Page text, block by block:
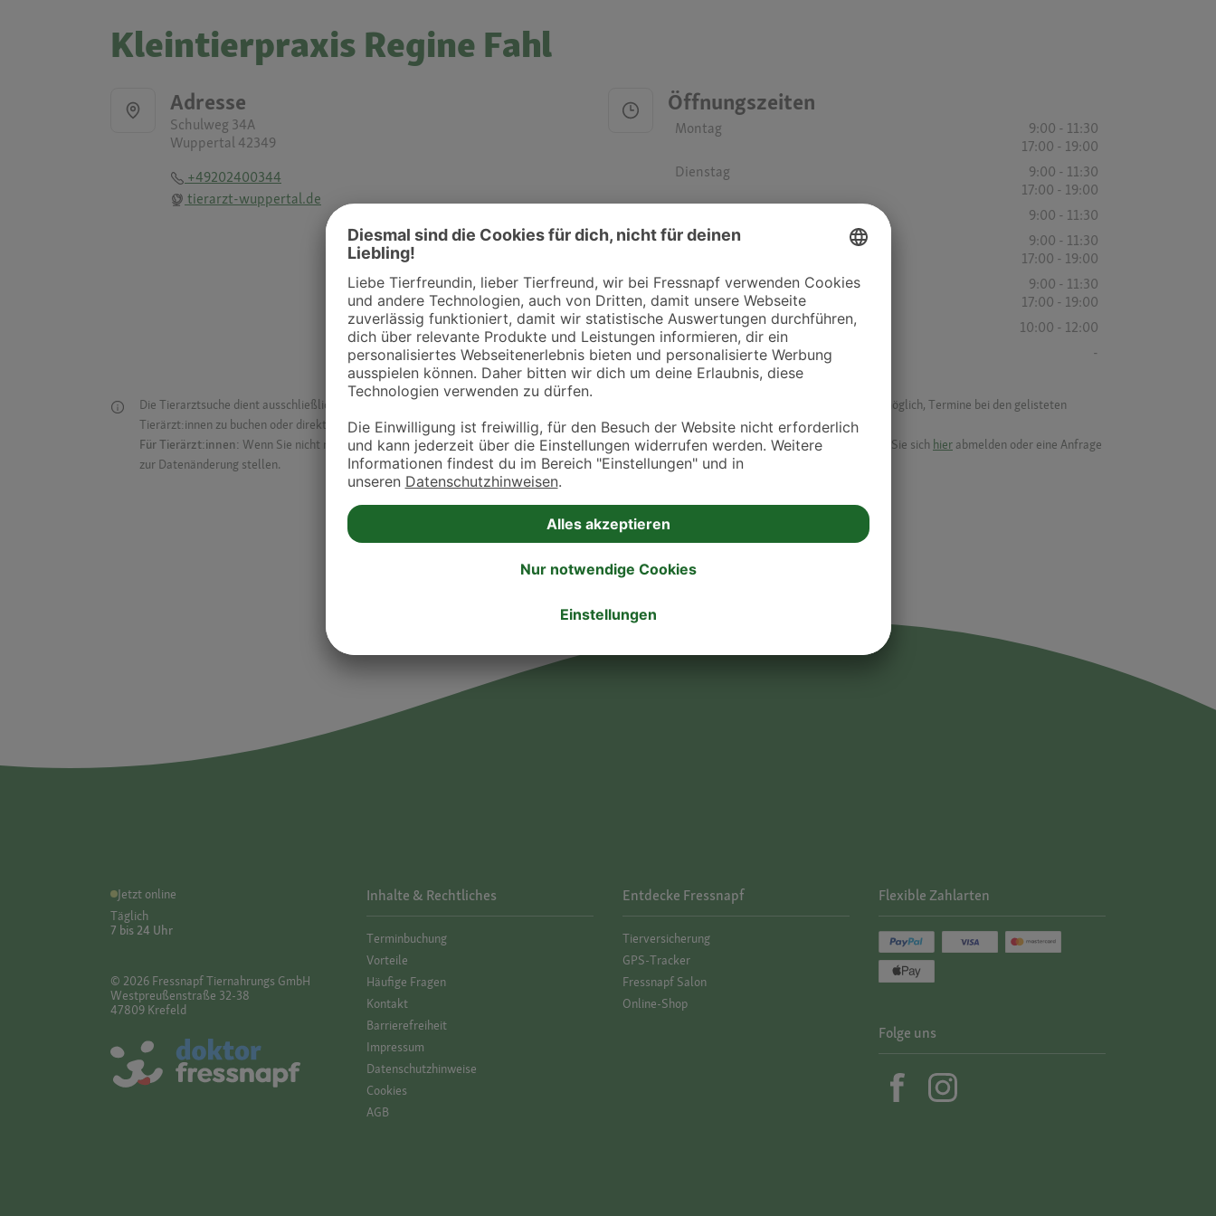
Kleintierpraxis Regine Fahl
Adresse
Schulweg 34A
Wuppertal 42349
+49202400344
tierarzt-wuppertal.de
Öffnungszeiten
Montag
9:00 - 11:30
17:00 - 19:00
Dienstag
9:00 - 11:30
17:00 - 19:00
9:00 - 11:30
Donnerstag
9:00 - 11:30
17:00 - 19:00
Freitag
9:00 - 11:30
17:00 - 19:00
Samstag
10:00 - 12:00
Sonntag
-
Die Tierarztsuche dient ausschließlich dazu, Tierarztpraxen und Kliniken in deiner Nähe übersichtlich anzuzeigen. Über Dr. Fressnapf ist es nicht möglich, Termine bei den gelisteten
Tierärzt:innen zu buchen oder direkt mit ihnen in Kontakt zu treten. Bitte wende dich hierfür direkt an die jeweilige Praxis oder Klinik.
Für Tierärzt:innen: Wenn Sie nicht mehr auf der Dr. Fressnapf Tierarztsuche als Praxis gelistet werden oder Ihre Daten ändern möchten, können Sie sich hier abmelden oder eine Anfrage
zur Datenänderung stellen.
Jetzt online
Täglich
7 bis 24 Uhr
© 2026 Fressnapf Tiernahrungs GmbH
Westpreußenstraße 32-38
47809 Krefeld
Inhalte & Rechtliches
Termin­buchung
Vorteile
Häufige Fragen
Kontakt
Barrierefreiheit
Impressum
Datenschutz­hinweise
Cookies
AGB
Entdecke Fressnapf
Tierversicherung
GPS-Tracker
Fressnapf Salon
Online-Shop
Flexible Zahlarten
Folge uns